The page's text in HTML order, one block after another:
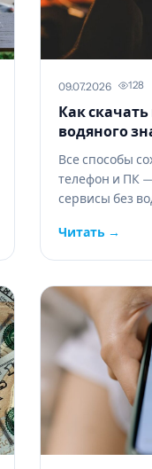
09.07.2026 128
Как скачать
водяного
Все способы
телефон и ПК
сервисы без
Читать →